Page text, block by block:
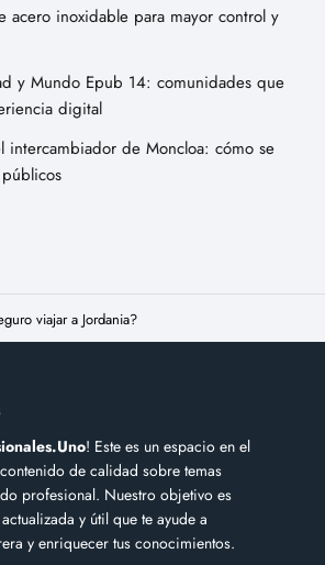
acero inoxidable para mayor control y
y Mundo Epub 14: comunidades que
digital
intercambiador de Moncloa: cómo se
viajar a Jordania?
! Este es un espacio en el
de calidad sobre temas
profesional. Nuestro objetivo es
y útil que te ayude a
y enriquecer tus conocimientos.